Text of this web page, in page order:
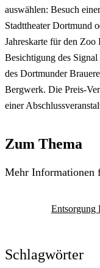
auswählen: Besuch
Stadttheater Dortmund
Jahreskarte für den
Besichtigung des
des Dortmunder
Bergwerk. Die Preis-
einer
Zum Thema
Mehr Informationen
Entsorgung
Schlagwörter